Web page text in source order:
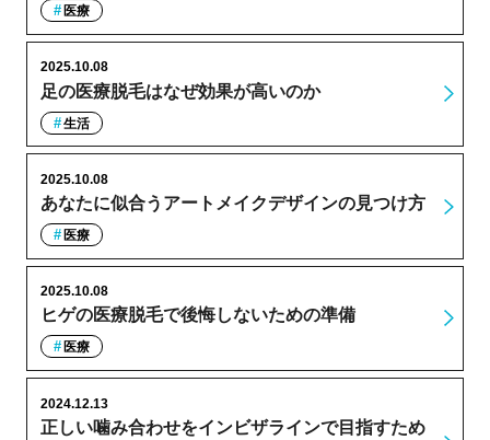
医療
足の医療脱毛はなぜ効果が高いのか
2025.10.08
生活
あなたに似合うアートメイクデザインの見つけ方
2025.10.08
医療
ヒゲの医療脱毛で後悔しないための準備
2025.10.08
医療
正しい噛み合わせをインビザラインで目指すため
2024.12.13